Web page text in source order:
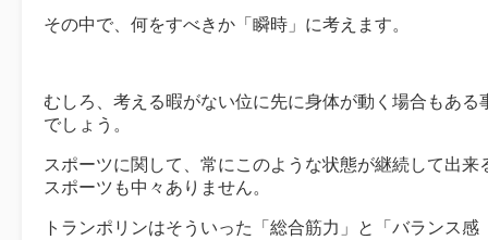
その中で、何をすべきか「瞬時」に考えます。
むしろ、考える暇がない位に先に身体が動く場合もある
でしょう。
スポーツに関して、常にこのような状態が継続して出来
スポーツも中々ありません。
トランポリンはそういった「総合筋力」と「バランス感